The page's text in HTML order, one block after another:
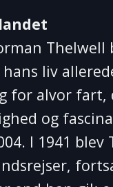
Thelwell
liv
for alvor fart,
og
I 1941